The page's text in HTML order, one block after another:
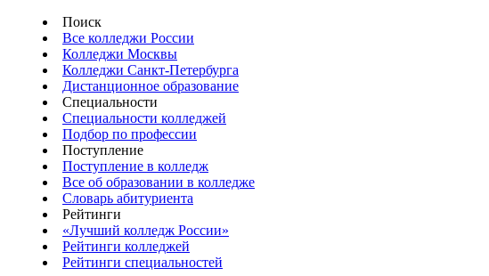
Поиск
Все колледжи России
Колледжи Москвы
Колледжи Санкт-Петербурга
Дистанционное образование
Специальности
Специальности колледжей
Подбор по профессии
Поступление
Поступление в колледж
Все об образовании в колледже
Словарь абитуриента
Рейтинги
«Лучший колледж России»
Рейтинги колледжей
Рейтинги специальностей